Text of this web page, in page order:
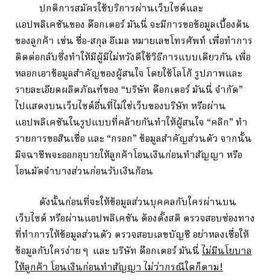
ปกติการสมัครใช้บริการผ่านเว็บไซต์และ
แอปพลิเคชันของ ด๊อกเตอร์ มันนี่ จะมีการขอข้อมูลเบื้องต้น
ของลูกค้า เช่น ชื่อ-สกุล อีเมล หมายเลขโทรศัพท์ เพื่อทำการ
ติดต่อกลับซึ่งทำให้มีผู้มีไม่หวังดีใช้วิธีการแบบเดียวกัน เพื่อ
หลอกเอาข้อมูลสำคัญของผู้สนใจ โดยใช้โลโก้ รูปภาพและ
รายละเอียดผลิตภัณฑ์ของ “บริษัท ด๊อกเตอร์ มันนี่ จำกัด”
ไปแสดงบนเว็บไซต์อื่นที่ไม่ใช่เว็บของบริษัท หรือผ่าน
แอปพลิเคชันในรูปแบบที่คล้ายกันทำให้ผู้สนใจ “คลิก” ทำ
รายการขอสินเชื่อ และ “กรอก” ข้อมูลสำคัญส่วนตัว จากนั้น
มิจฉาชีพจะออกอุบายให้ลูกค้าโอนเงินก่อนทำสัญญา หรือ
โอนมัดจำบางส่วนก่อนรับเงินก้อน
ดังนั้นก่อนที่จะให้ข้อมูลส่วนบุคคลกับใครผ่านบน
เว็บไซต์ หรือผ่านแอปพลิเคชัน ต้องตั้งสติ ตรวจสอบช่องทาง
ที่ทำการให้ข้อมูลส่วนตัว ตรวจสอบเลขบัญชี อย่าหลงเชื่อให้
ข้อมูลกับใครง่าย ๆ และ บริษัท ด๊อกเตอร์ มันนี่ไม่มีนโยบาล
ให้ลูกค้า โอนเงินก่อนทำสัญญา ไม่ว่ากรณีใดก็ตาม!